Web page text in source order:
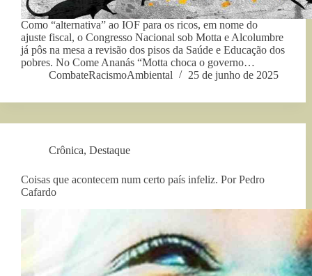
Como “alternativa” ao IOF para os ricos, em nome do
ajuste fiscal, o Congresso Nacional sob Motta e Alcolumbre
já pôs na mesa a revisão dos pisos da Saúde e Educação dos
pobres. No Come Ananás “Motta choca o governo…
CombateRacismoAmbiental
25 de junho de 2025
Crônica, Destaque
Coisas que acontecem num certo país infeliz. Por Pedro
Cafardo